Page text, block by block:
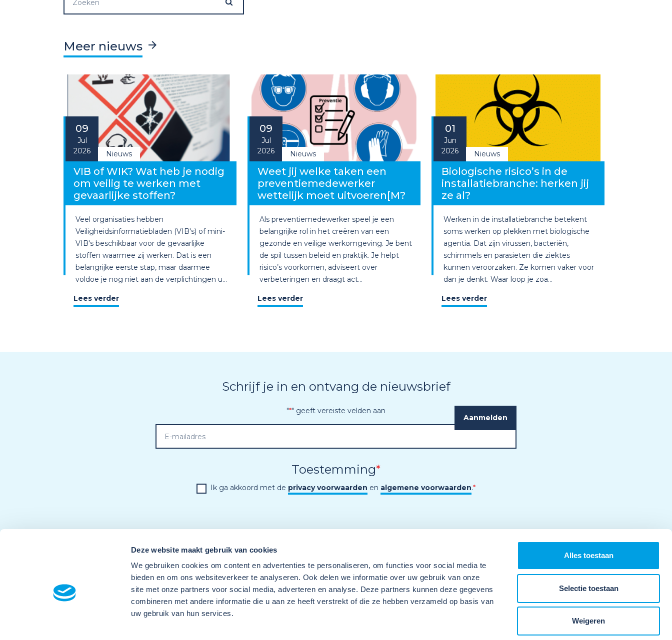
Deze website maakt gebruik van cookies
We gebruiken cookies om content en advertenties te personaliseren, om functies voor social media te
bieden en om ons websiteverkeer te analyseren. Ook delen we informatie over uw gebruik van onze
site met onze partners voor social media, adverteren en analyse. Deze partners kunnen deze gegevens
combineren met andere informatie die u aan ze heeft verstrekt of die ze hebben verzameld op basis van
uw gebruik van hun services.
Alles toestaan
Selectie toestaan
Weigeren
Meer nieuws
09
Jul
2026
Nieuws
VIB of WIK? Wat heb je nodig
om veilig te werken met
gevaarlijke stoffen?
Veel organisaties hebben
Veiligheidsinformatiebladen (VIB's) of mini-
VIB's beschikbaar voor de gevaarlijke
stoffen waarmee zij werken. Dat is een
belangrijke eerste stap, maar daarmee
voldoe je nog niet aan de verplichtingen u...
Lees verder
09
Jul
2026
Nieuws
Weet jij welke taken een
preventiemedewerker
wettelijk moet uitvoeren[M?
Als preventiemedewerker speel je een
belangrijke rol in het creëren van een
gezonde en veilige werkomgeving. Je bent
de spil tussen beleid en praktijk. Je helpt
risico’s voorkomen, adviseert over
verbeteringen en draagt act...
Lees verder
01
Jun
2026
Nieuws
Biologische risico’s in de
installatiebranche: herken jij
ze al?
Werken in de installatiebranche betekent
soms werken op plekken met biologische
agentia. Dat zijn virussen, bacteriën,
schimmels en parasieten die ziektes
kunnen veroorzaken. Ze komen vaker voor
dan je denkt. Waar loop je zoa...
Lees verder
Schrijf je in en ontvang de nieuwsbrief
"*" geeft vereiste velden aan
Toestemming*
Ik ga akkoord met de privacy voorwaarden en algemene voorwaarden.*